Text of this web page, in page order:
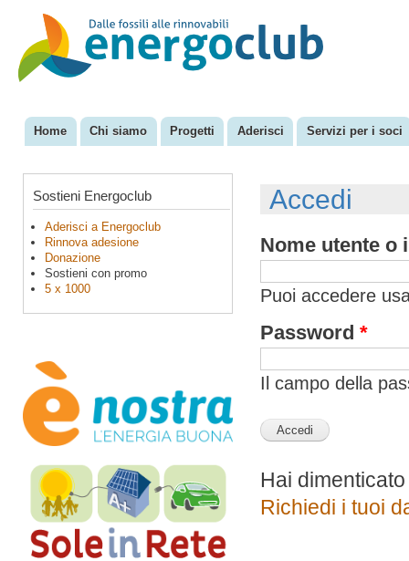
EnergoClub
per la
riconversione
del sistema
Menu principale
Home Chi siamo Progetti Aderisci Servizi per i soci
Sostieni Energoclub
Aderisci a Energoclub
Rinnova adesione
Donazione
Sostieni con promo
5 x 1000
Accedi
Nome utente
Puoi accedere
Password *
Il campo della
Hai
Richiedi i tuoi